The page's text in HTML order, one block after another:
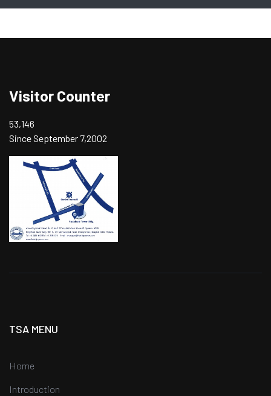
Visitor Counter
53,146
Since September 7,2002
TSA MENU
Home
Introduction